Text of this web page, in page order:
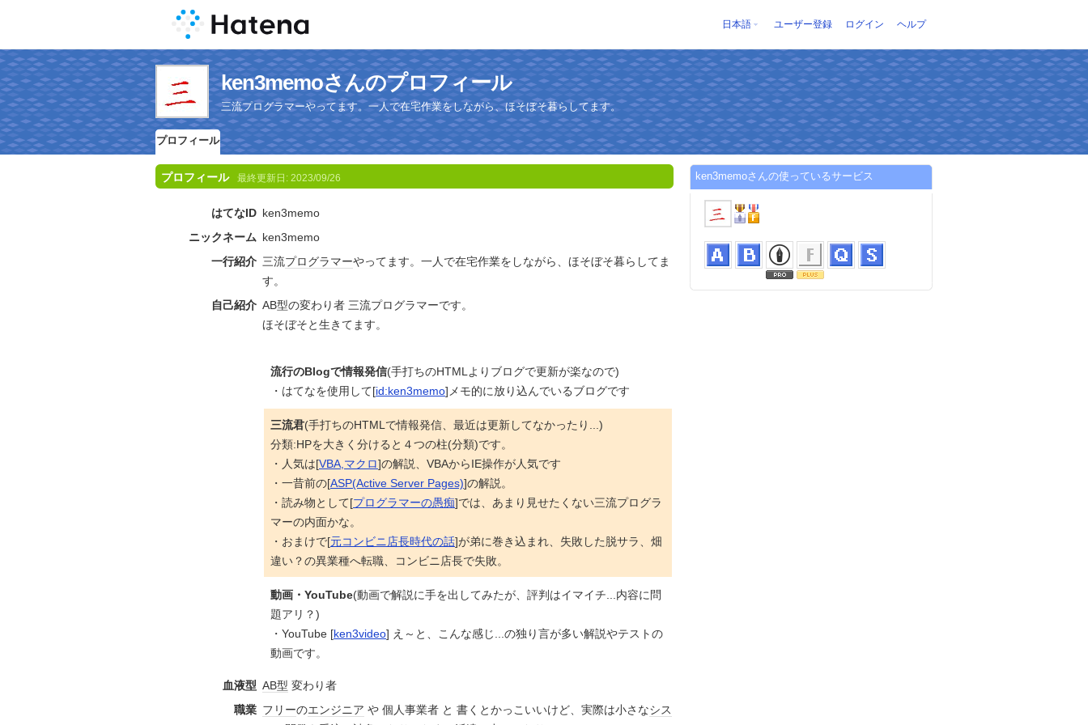
日本語 ユーザー登録 ログイン ヘルプ
ken3memoさんのプロフィール
三流プログラマーやってます。一人で在宅作業をしながら、ほそぼそ暮らしてます。
プロフィール
プロフィール 最終更新日: 2023/09/26
はてなID ken3memo
ニックネーム ken3memo
一行紹介 三流プログラマーやってます。一人で在宅作業をしながら、ほそぼそ暮らしてま
す。
自己紹介 AB型の変わり者 三流プログラマーです。
ほそぼそと生きてます。
流行のBlogで情報発信(手打ちのHTMLよりブログで更新が楽なので)
・はてなを使用して[id:ken3memo]メモ的に放り込んでいるブログです
三流君(手打ちのHTMLで情報発信、最近は更新してなかったり...)
分類:HPを大きく分けると４つの柱(分類)です。
・人気は[VBA,マクロ]の解説、VBAからIE操作が人気です
・一昔前の[ASP(Active Server Pages)]の解説。
・読み物として[プログラマーの愚痴]では、あまり見せたくない三流プログラ
マーの内面かな。
・おまけで[元コンビニ店長時代の話]が弟に巻き込まれ、失敗した脱サラ、畑
違い？の異業種へ転職、コンビニ店長で失敗。
動画・YouTube(動画で解説に手を出してみたが、評判はイマイチ...内容に問
題アリ？)
・YouTube [ken3video] え～と、こんな感じ...の独り言が多い解説やテストの
動画です。
血液型 AB型 変わり者
職業 フリーのエンジニア や 個人事業者 と 書くとかっこいいけど、実際は小さなシス
ken3memoさんの使っているサービス